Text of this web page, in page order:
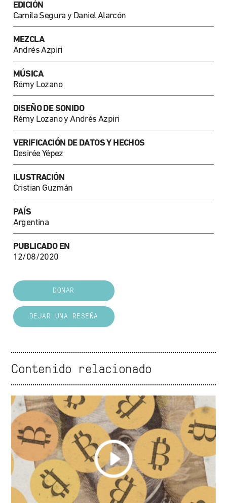
EDICIÓN
Camila Segura y Daniel Alarcón
MEZCLA
Andrés Azpiri
MÚSICA
Rémy Lozano
DISEÑO DE SONIDO
Rémy Lozano y Andrés Azpiri
VERIFICACIÓN DE DATOS Y HECHOS
Desirée Yépez
ILUSTRACIÓN
Cristian Guzmán
PAÍS
Argentina
PUBLICADO EN
12/08/2020
DONAR
DEJAR UNA RESEÑA
Contenido relacionado